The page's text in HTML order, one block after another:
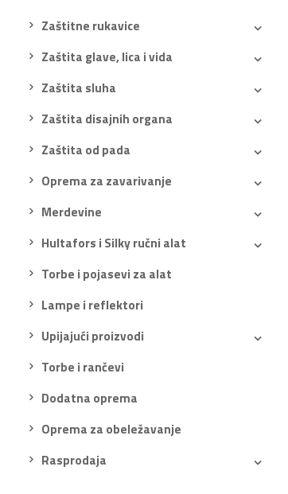
Zaštitne rukavice
Zaštita glave, lica i vida
Zaštita sluha
Zaštita disajnih organa
Zaštita od pada
Oprema za zavarivanje
Merdevine
Hultafors i Silky ručni alat
Torbe i pojasevi za alat
Lampe i reflektori
Upijajući proizvodi
Torbe i rančevi
Dodatna oprema
Oprema za obeležavanje
Rasprodaja